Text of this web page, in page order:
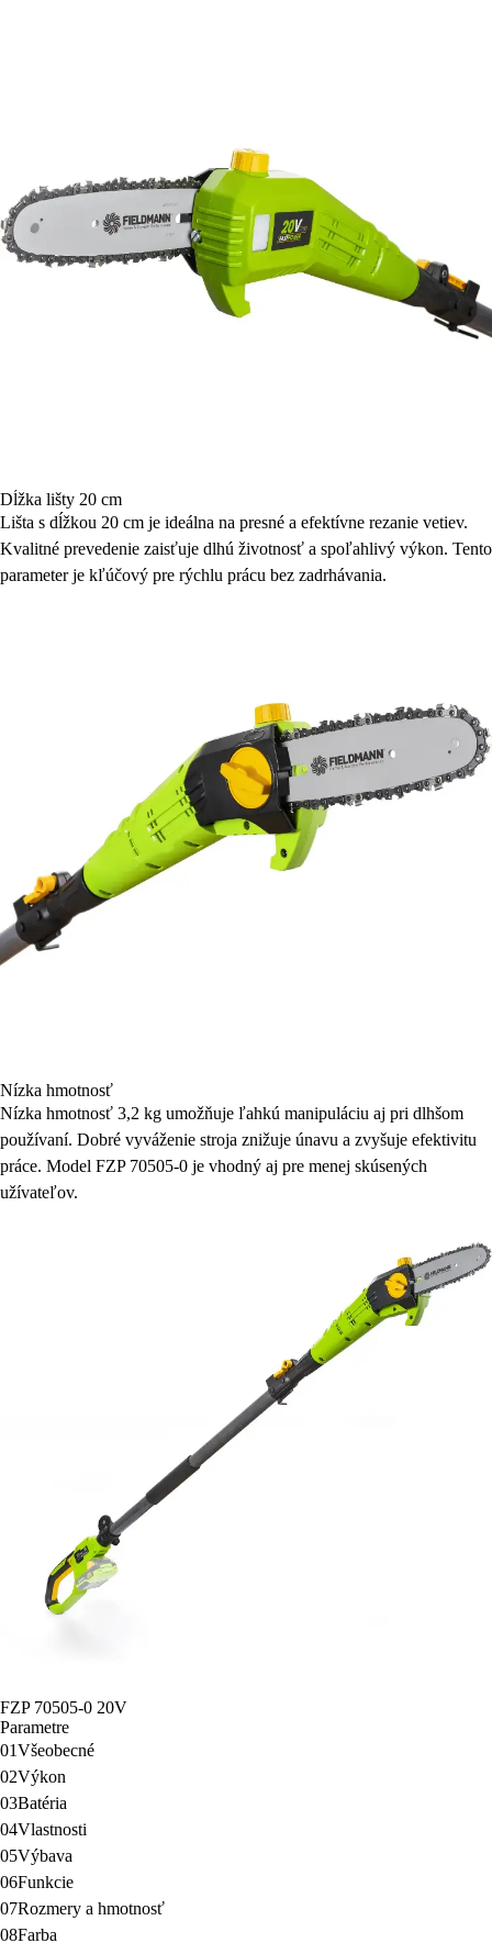
Lišta s dĺžkou 20 cm je ideálna na presné a efektívne rezanie vetiev.
Kvalitné prevedenie zaisťuje dlhú životnosť a spoľahlivý výkon. Tento
parameter je kľúčový pre rýchlu prácu bez zadrhávania.
Nízka hmotnosť 3,2 kg umožňuje ľahkú manipuláciu aj pri dlhšom
používaní. Dobré vyváženie stroja znižuje únavu a zvyšuje efektivitu
práce. Model FZP 70505-0 je vhodný aj pre menej skúsených
užívateľov.
Parametre
01Všeobecné
02Výkon
03Batéria
04Vlastnosti
05Výbava
06Funkcie
07Rozmery a hmotnosť
08Farba
FZP 70505-0 20V